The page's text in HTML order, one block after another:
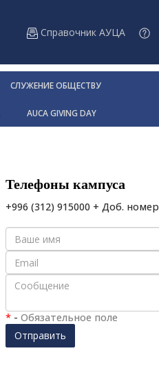
Справочник АУЦА
СЛУЖЕНИЕ ОБЩЕСТВУ
AUCA GIVING DAY
Телефоны кампуса
+996 (312) 915000 + Доб. номер
* - Обязательное поле
Отправить